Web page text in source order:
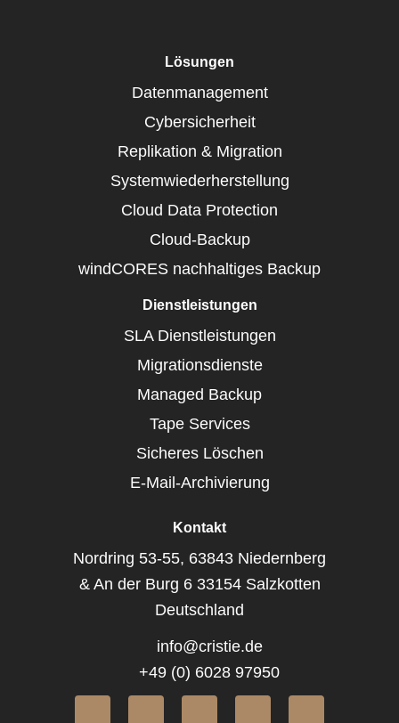
Lösungen
Datenmanagement
Cybersicherheit
Replikation & Migration
Systemwiederherstellung
Cloud Data Protection
Cloud-Backup
windCORES nachhaltiges Backup
Dienstleistungen
SLA Dienstleistungen
Migrationsdienste
Managed Backup
Tape Services
Sicheres Löschen
E-Mail-Archivierung
Kontakt
Nordring 53-55, 63843 Niedernberg
& An der Burg 6 33154 Salzkotten
Deutschland
info@cristie.de
+49 (0) 6028 97950